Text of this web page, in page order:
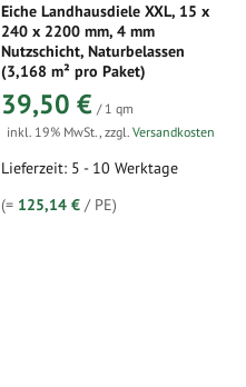
Eiche Landhausdiele XXL, 15 x
240 x 2200 mm, 4 mm
Nutzschicht, Naturbelassen
(3,168 m² pro Paket)
39,50 € / 1 qm
inkl. 19% MwSt.,zzgl.Versandkosten
Lieferzeit: 5 - 10 Werktage
(= 125,14 € / PE)